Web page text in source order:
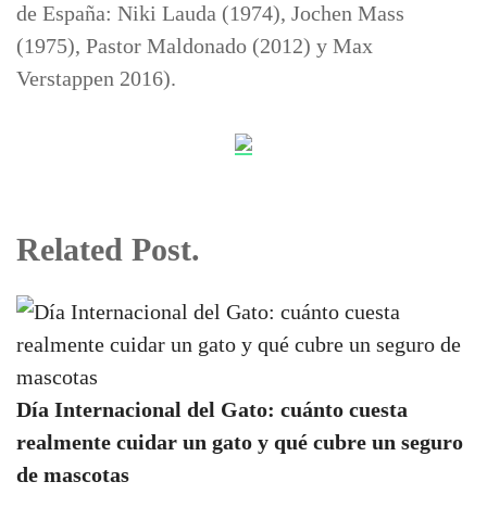
de España: Niki Lauda (1974), Jochen Mass
(1975), Pastor Maldonado (2012) y Max
Verstappen 2016).
Related Post.
Día Internacional del Gato: cuánto cuesta
realmente cuidar un gato y qué cubre un seguro
de mascotas